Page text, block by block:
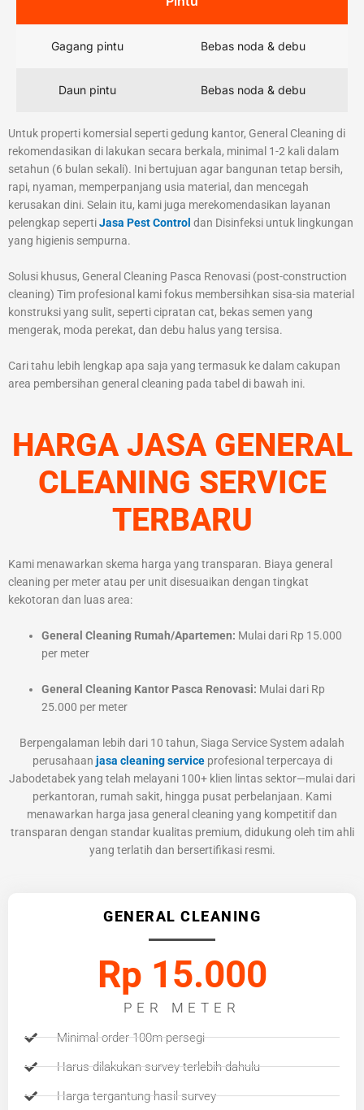
Gagang pintu Bebas noda & debu
Daun pintu Bebas noda & debu
Untuk properti komersial seperti gedung kantor, General Cleaning di
rekomendasikan di lakukan secara berkala, minimal 1-2 kali dalam
setahun (6 bulan sekali). Ini bertujuan agar bangunan tetap bersih,
rapi, nyaman, memperpanjang usia material, dan mencegah
kerusakan dini. Selain itu, kami juga merekomendasikan layanan
pelengkap sepertiJasa Pest Control dan Disinfeksi untuk lingkungan
yang higienis sempurna.
Solusi khusus, General Cleaning Pasca Renovasi (post-construction
cleaning) Tim profesional kami fokus membersihkan sisa-sia material
konstruksi yang sulit, seperti cipratan cat, bekas semen yang
mengerak, moda perekat, dan debu halus yang tersisa.
Cari tahu lebih lengkap apa saja yang termasuk ke dalam cakupan
area pembersihan general cleaning pada tabel di bawah ini.
HARGA JASA GENERAL
CLEANING SERVICE
TERBARU
Kami menawarkan skema harga yang transparan. Biaya general
cleaning per meter atau per unit disesuaikan dengan tingkat
kekotoran dan luas area:
General Cleaning Rumah/Apartemen: Mulai dari Rp 15.000
per meter
General Cleaning Kantor Pasca Renovasi: Mulai dari Rp
25.000 per meter
Berpengalaman lebih dari 10 tahun, Siaga Service System adalah
perusahaan jasa cleaning serviceprofesional terpercaya di
Jabodetabek yang telah melayani 100+ klien lintas sektor—mulai dari
perkantoran, rumah sakit, hingga pusat perbelanjaan. Kami
menawarkan harga jasa general cleaning yang kompetitif dan
transparan dengan standar kualitas premium, didukung oleh tim ahli
yang terlatih dan bersertifikasi resmi.
GENERAL CLEANING
Rp 15.000
PER METER
Minimal order 100m persegi
Harus dilakukan survey terlebih dahulu
Harga tergantung hasil survey